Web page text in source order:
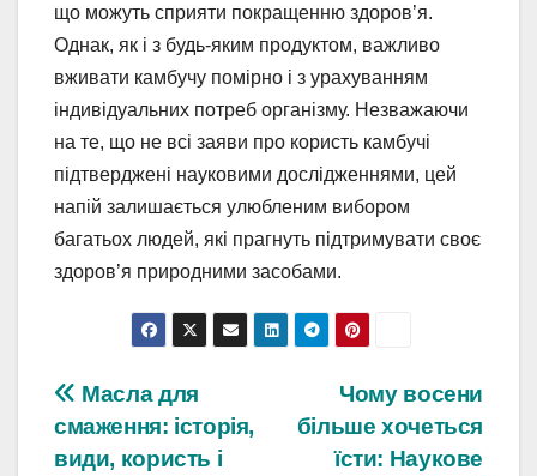
що можуть сприяти покращенню здоров’я.
Однак, як і з будь-яким продуктом, важливо
вживати камбучу помірно і з урахуванням
індивідуальних потреб організму. Незважаючи
на те, що не всі заяви про користь камбучі
підтверджені науковими дослідженнями, цей
напій залишається улюбленим вибором
багатьох людей, які прагнуть підтримувати своє
здоров’я природними засобами.
Навігація
записів
Чому восени
більше хочеться
їсти: Наукове
Масла для
смаження: історія,
види, користь і